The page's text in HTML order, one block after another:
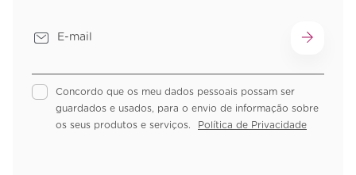
Concordo que os meu dados pessoais possam ser
guardados e usados, para o envio de informação sobre
os seus produtos e serviços.
Política de Privacidade